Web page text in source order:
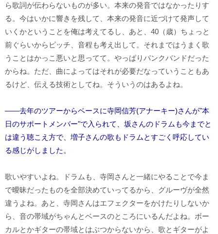
ら歌詞が伝わらないものが多い。本来の発音ではなかったりす
る。今はいかに響きを残して、本来の発音に近づけて発声して
いくかということを俺は考えてるし、あと、40（歳）ちょっと
前ぐらいからピッチ、音程も考え出して。それまではうまく歌
うことはかっこ悪いと思ってて。やっぱりパンクバンドだった
からね。ただ、曲によってはそれが必要だなっていうこともあ
るけど、伝える技術としてね。そういうのはあるよね。
――去年のツアーからベースに寺岡信芳(アナーキー)さんが"本
日のサポートメンバー"で入られて、坂さんのドラムも今までと
は違う聴こえ方で、増子さんの歌もドラムとすごく呼応してい
る感じがしました。
歌いやすいよね。ドラムも、寺岡さんと一緒にやることで今ま
で曖昧だったものを全部決めていってるから、グルーヴが全然
違うよね。あと、寺岡さんはエフェクターをかけたりしないか
ら、音の帯域がちゃんとベースのところにいるんだよね。ボー
カルとかギターの帯域とはぶつからないから、歌とギターがよ